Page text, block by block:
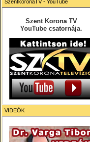
SzentkoronaTV - YouTube
Szent Korona TV
YouTube csatornája.
VIDEÓK